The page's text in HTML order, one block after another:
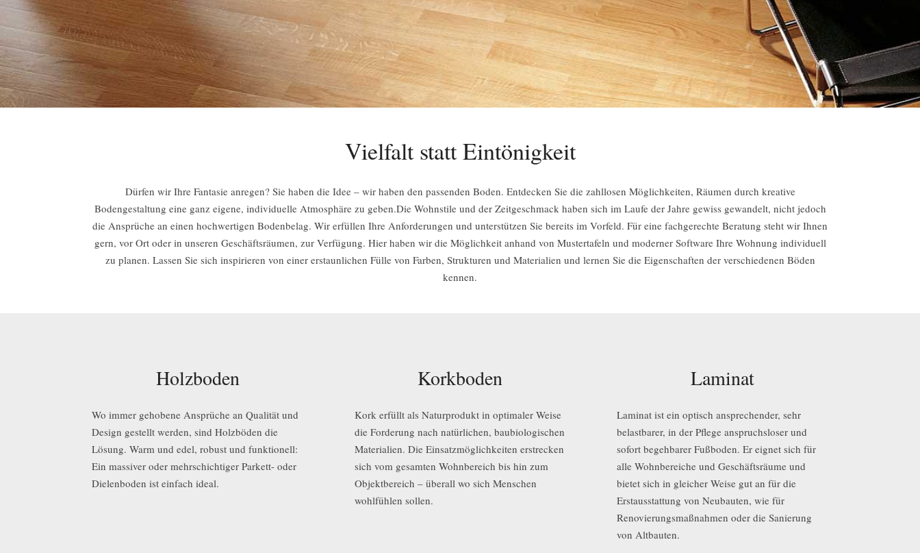
Vielfalt statt Eintönigkeit
Dürfen wir Ihre Fantasie anregen? Sie haben die Idee – wir haben den passenden Boden. Entdecken Sie die zahllosen Möglichkeiten, Räumen durch kreative
Bodengestaltung eine ganz eigene, individuelle Atmosphäre zu geben.Die Wohnstile und der Zeitgeschmack haben sich im Laufe der Jahre gewiss gewandelt, nicht jedoch
die Ansprüche an einen hochwertigen Bodenbelag. Wir erfüllen Ihre Anforderungen und unterstützen Sie bereits im Vorfeld. Für eine fachgerechte Beratung steht wir Ihnen
gern, vor Ort oder in unseren Geschäftsräumen, zur Verfügung. Hier haben wir die Möglichkeit anhand von Mustertafeln und moderner Software Ihre Wohnung individuell
zu planen. Lassen Sie sich inspirieren von einer erstaunlichen Fülle von Farben, Strukturen und Materialien und lernen Sie die Eigenschaften der verschiedenen Böden
kennen.
Holzboden
Wo immer gehobene Ansprüche an Qualität und
Design gestellt werden, sind Holzböden die
Lösung. Warm und edel, robust und funktionell:
Ein massiver oder mehrschichtiger Parkett- oder
Dielenboden ist einfach ideal.
Korkboden
Kork erfüllt als Naturprodukt in optimaler Weise
die Forderung nach natürlichen, baubiologischen
Materialien. Die Einsatzmöglichkeiten erstrecken
sich vom gesamten Wohnbereich bis hin zum
Objektbereich – überall wo sich Menschen
wohlfühlen sollen.
Laminat
Laminat ist ein optisch ansprechender, sehr
belastbarer, in der Pflege anspruchsloser und
sofort begehbarer Fußboden. Er eignet sich für
alle Wohnbereiche und Geschäftsräume und
bietet sich in gleicher Weise gut an für die
Erstausstattung von Neubauten, wie für
Renovierungsmaßnahmen oder die Sanierung
von Altbauten.